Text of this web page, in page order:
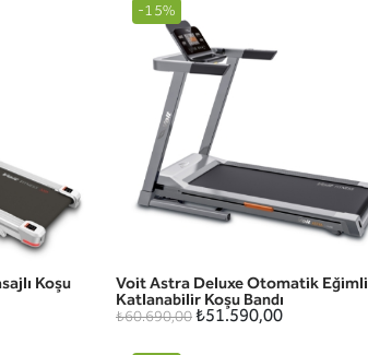
Koşu
HIZLI GÖRÜNÜM
-15%
Voit Astra Deluxe Otomatik Eğimli
Katlanabilir Koşu Bandı
₺60.690,00₺51.590,00